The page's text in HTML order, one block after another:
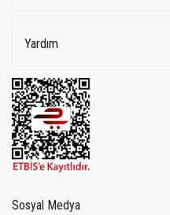
Yardım
Sosyal Medya